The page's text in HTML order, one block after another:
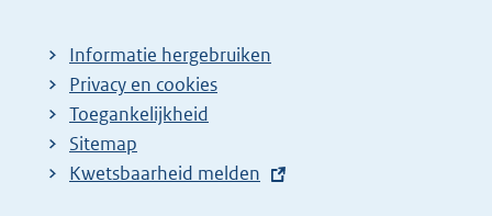
Informatie hergebruiken
Privacy en cookies
Toegankelijkheid
Sitemap
E
Kwetsbaarheid melden